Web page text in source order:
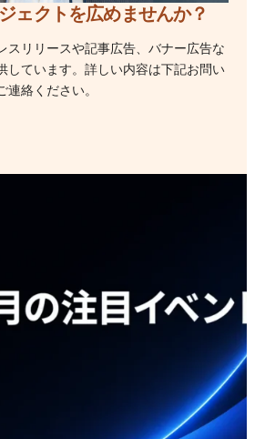
ェクトを広めませんか？
スリリースや記事広告、バナー広告な
しています。詳しい内容は下記お問い
絡ください。